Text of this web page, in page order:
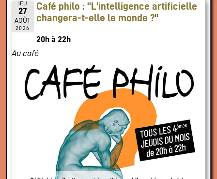
JEU
27
AOÛT
2026
Café philo : "L'intelligence artificielle
changera-t-elle le monde ?"
20h à 22h
Au café